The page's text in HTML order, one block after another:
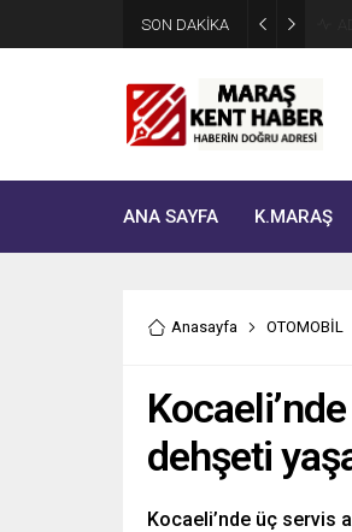
SON DAKİKA
ANA SAYFA K.MARAŞ
Anasayfa OTOMOBİL
dehşeti
Kocaeli’nde üç servis